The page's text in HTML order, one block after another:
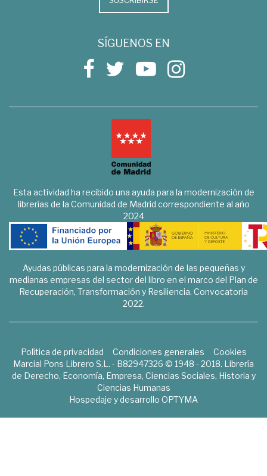
SÍGUENOS EN
Esta actividad ha recibido una ayuda para la modernización de
librerías de la Comunidad de Madrid correspondiente al año
2024
Ayudas públicas para la modernización de las pequeñas y
medianas empresas del sector del libro en el marco del Plan de
Recuperación, Transformación y Resiliencia. Convocatoria
2022.
Política de privacidad Condiciones generales
Cookies
Marcial Pons Librero S.L. - B82947326 © 1948 - 2018. Librería
de Derecho, Economía, Empresa, Ciencias Sociales, Historia y
Ciencias Humanas
Hospedaje y desarrollo OPTYMA